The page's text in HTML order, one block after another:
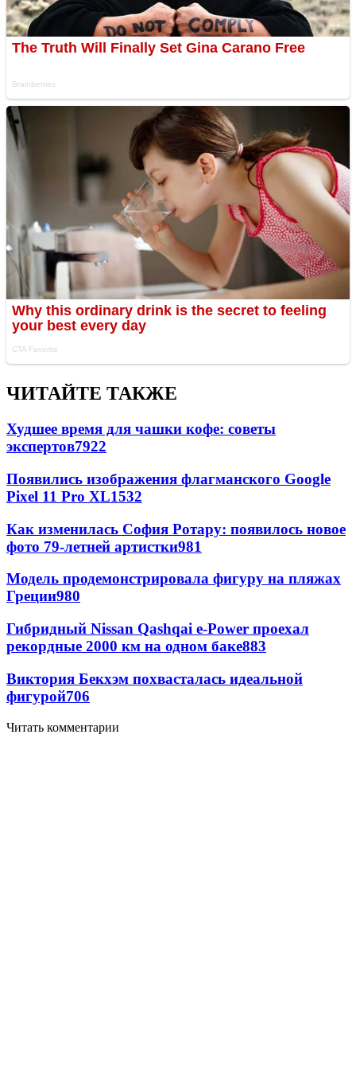
ЧИТАЙТЕ ТАКЖЕ
Худшее время для чашки кофе: советы
экспертов7922
Появились изображения флагманского Google
Pixel 11 Pro XL1532
Как изменилась София Ротару: появилось новое
фото 79-летней артистки981
Модель продемонстрировала фигуру на пляжах
Греции980
Гибридный Nissan Qashqai e-Power проехал
рекордные 2000 км на одном баке883
Виктория Бекхэм похвасталась идеальной
фигурой706
Читать комментарии